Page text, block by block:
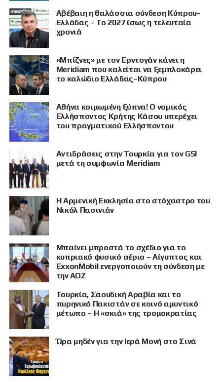
ΠΡΟΒΟΛΗ
Αβέβαιη η θαλάσσια σύνδεση Κύπρου-
Ελλάδας – Το 2027 ίσως η τελευταία
χρονιά
«Μπίζνες» με τον Ερντογάν κάνει η
Meridiam που καλείται να ξεμπλοκάρει
το καλώδιο Ελλάδας–Κύπρου
Αθήνα κοιμωμένη ξύπνα! Ο νομικός
Ελλήσποντος Κρήτης Κάσου υπερέχει
του πραγματικού Ελλήσποντου
Αντιδράσεις στην Τουρκία για τον GSI
μετά τη συμφωνία Meridiam
Η Αρμενική Εκκλησία στο στόχαστρο του
Νικόλ Πασινιάν
Μπαίνει μπροστά το σχέδιο για το
κυπριακό φυσικό αέριο – Αίγυπτος και
ExxonMobil ενεργοποιούν τη σύνδεση με
την ΑΟΖ
Τουρκία, Σαουδική Αραβία και το
πυρηνικό Πακιστάν σε κοινό αμυντικό
μέτωπο – Η «σκιά» της τρομοκρατίας
Ώρα μηδέν για την Ιερά Μονή στο Σινά